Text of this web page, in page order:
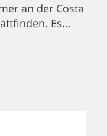
an der Costa
Es…